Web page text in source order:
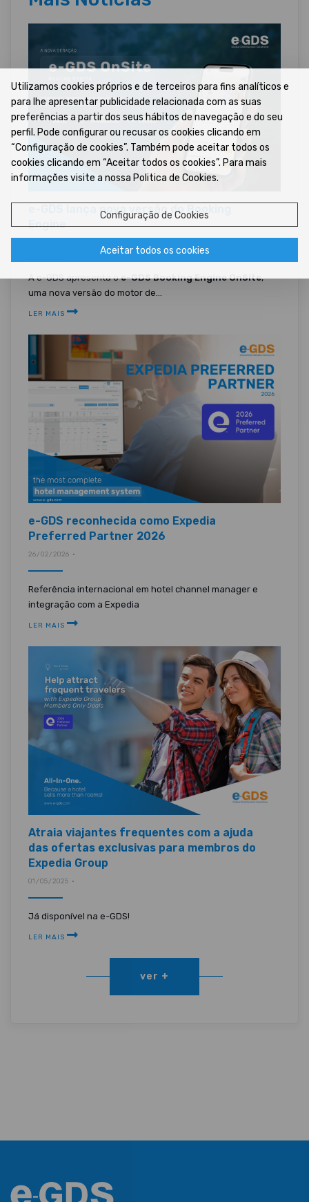
e-GDS lança nova versão do Booking
Engine
A e-GDS apresenta oe-GDS Booking Engine OnSite,
uma nova versão do motor de...
LER MAIS
e-GDS reconhecida como Expedia
Preferred Partner 2026
26/02/2026 •
Referência internacional em hotel channel manager e
integração com a Expedia
LER MAIS
Atraia viajantes frequentes com a ajuda
das ofertas exclusivas para membros do
Expedia Group
01/05/2025 •
Já disponível na e-GDS!
LER MAIS
ver +
Utilizamos cookies próprios e de terceiros para fins analíticos e
para lhe apresentar publicidade relacionada com as suas
preferências a partir dos seus hábitos de navegação e do seu
perfil. Pode configurar ou recusar os cookies clicando em
“Configuração de cookies”. Também pode aceitar todos os
cookies clicando em “Aceitar todos os cookies”. Para mais
informações visite a nossa Politica de Cookies.
Configuração de Cookies
Aceitar todos os cookies